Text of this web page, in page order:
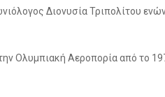
Διονυσία Τριπολίτου
Ολυμπιακή Αεροπορία από το